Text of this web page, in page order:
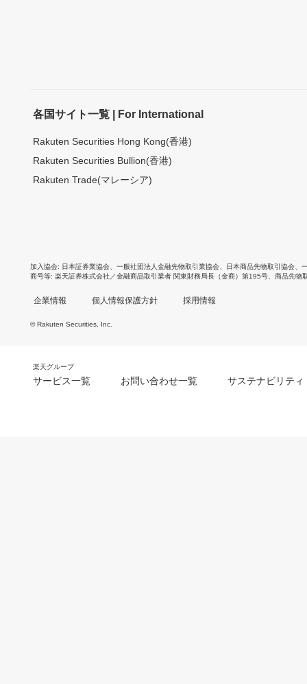
各国サイト一覧 | For International
Rakuten Securities Hong Kong(香港)
Rakuten Securities Bullion(香港)
Rakuten Trade(マレーシア)
加入協会 日本証券業協会 一般社団法人金融先物取引業協会 日本商品先物取引協会
商号等 楽天証券株式会社／金融商品取引業者 関東財務局長（金商）第195号、商品先物
企業情報 個人情報保護方針 採用情報
© Rakuten Securities, Inc.
楽天グループ
サービス一覧 お問い合わせ一覧 サステナビリティ